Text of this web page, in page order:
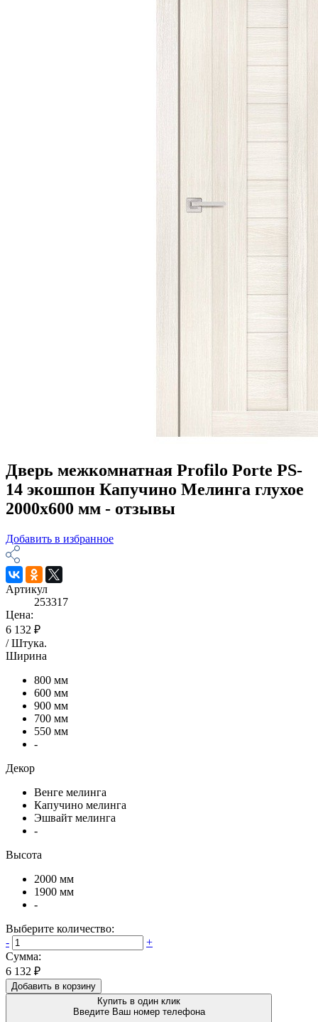
Дверь межкомнатная Profilo Porte PS-
14 экошпон Капучино Мелинга глухое
2000х600 мм - отзывы
Добавить в избранное
Артикул
253317
Цена:
6 132 ₽
/Штука.
Ширина
800 мм
600 мм
900 мм
700 мм
550 мм
-
Декор
Венге мелинга
Капучино мелинга
Эшвайт мелинга
-
Высота
2000 мм
1900 мм
-
Выберите количество:
-
+
Сумма:
6 132 ₽
Добавить в корзину
Купить в один клик
Введите Ваш номер телефона